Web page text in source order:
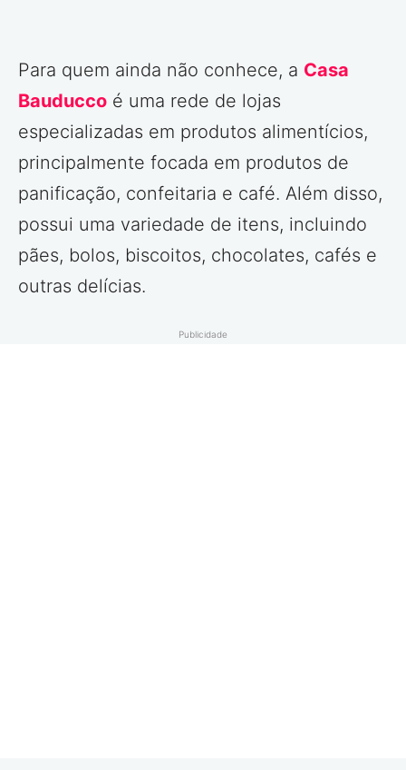
Para quem ainda não conhece, a Casa
Bauducco é uma rede de lojas
especializadas em produtos alimentícios,
principalmente focada em produtos de
panificação, confeitaria e café. Além disso,
possui uma variedade de itens, incluindo
pães, bolos, biscoitos, chocolates, cafés e
outras delícias.
Publicidade